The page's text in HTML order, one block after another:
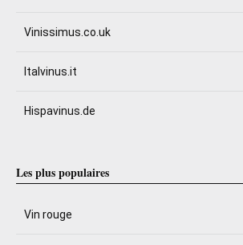
Vinissimus.co.uk
Italvinus.it
Hispavinus.de
Les plus populaires
Vin rouge